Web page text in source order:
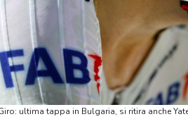
ultima tappa in Bulgaria, si ritira anche